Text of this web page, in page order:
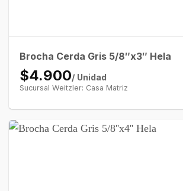
Brocha Cerda Gris 5/8″x3″ Hela
$4.900/ Unidad
Sucursal Weitzler: Casa Matriz